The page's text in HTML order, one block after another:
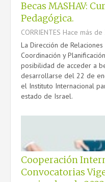
Becas MASHAV:
Pedagógica.
CORRIENTES Hace más de
La Dirección de
Coordinación y
posibilidad de acceder a
desarrollarse del 22 de
el Instituto Internacional
estado de Israel.
Cooperación
Convocatorias